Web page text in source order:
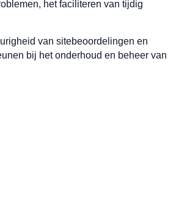
het faciliteren van tijdig
van sitebeoordelingen en
bij het onderhoud en beheer van